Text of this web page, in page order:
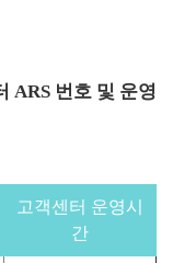
ARS 번호 및 운영
고객센터 운영시
간